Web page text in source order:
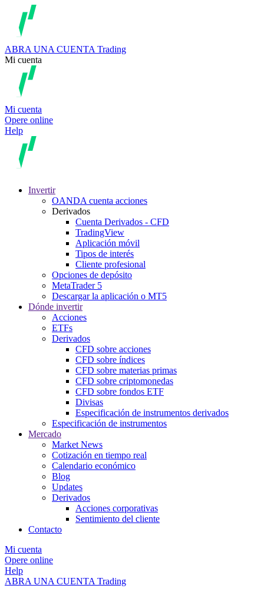
ABRA UNA CUENTA Trading
Mi cuenta
Mi cuenta
Opere online
Help
Invertir
OANDA cuenta acciones
Derivados
Cuenta Derivados - CFD
TradingView
Aplicación móvil
Tipos de interés
Cliente profesional
Opciones de depósito
MetaTrader 5
Descargar la aplicación o MT5
Dónde invertir
Acciones
ETFs
Derivados
CFD sobre acciones
CFD sobre índices
CFD sobre materias primas
CFD sobre criptomonedas
CFD sobre fondos ETF
Divisas
Especificación de instrumentos derivados
Especificación de instrumentos
Mercado
Market News
Cotización en tiempo real
Calendario económico
Blog
Updates
Derivados
Acciones corporativas
Sentimiento del cliente
Contacto
Mi cuenta
Opere online
Help
ABRA UNA CUENTA Trading